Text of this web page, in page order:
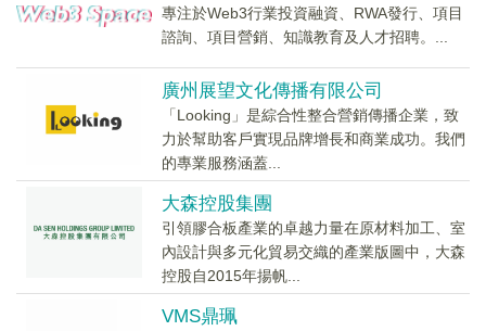
專注於Web3行業投資融資、RWA發行、項目
諮詢、項目營銷、知識教育及人才招聘。...
廣州展望文化傳播有限公司
「Looking」是綜合性整合營銷傳播企業，致
力於幫助客戶實現品牌增長和商業成功。我們
的專業服務涵蓋...
大森控股集團
引領膠合板產業的卓越力量在原材料加工、室
內設計與多元化貿易交織的產業版圖中，大森
控股自2015年揚帆...
VMS鼎珮